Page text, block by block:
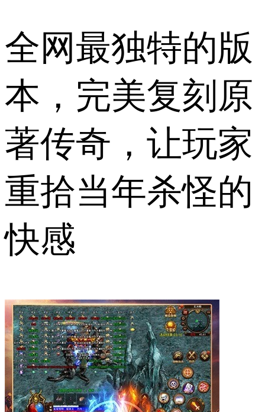
全网最独特的版
本，完美复刻原
著传奇，让玩家
重拾当年杀怪的
快感